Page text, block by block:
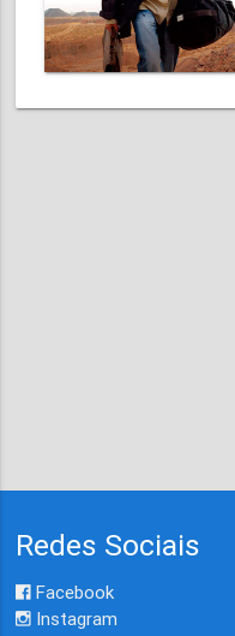
Redes Sociais
Facebook
Instagram